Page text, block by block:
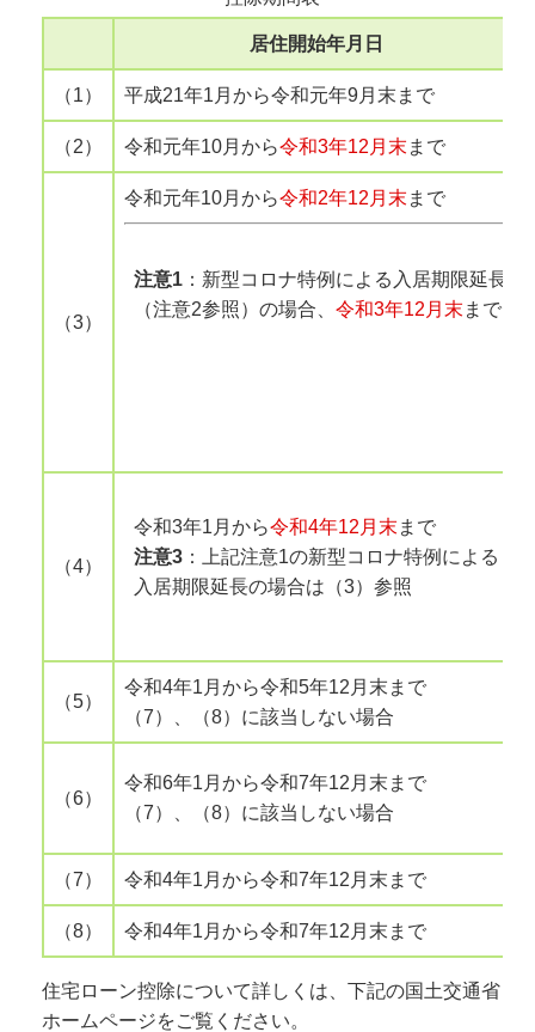
居住開始年月日
（1） 平成21年1月から令和元年9月末まで
（2） 令和元年10月から令和3年12月末 まで
（3）
令和元年10月から令和2年12月末 まで
注意1 ：新型コロナ特例による入居期限延長
（注意2参照）の場合、令和3年12月末 まで
（4）
令和3年1月から令和4年12月末 まで
注意3 ：上記注意1の新型コロナ特例による
入居期限延長の場合は（3）参照
（5）
令和4年1月から令和5年12月末まで
（7）、（8）に該当しない場合
（6）
令和6年1月から令和7年12月末まで
（7）、（8）に該当しない場合
（7） 令和4年1月から令和7年12月末まで
（8） 令和4年1月から令和7年12月末まで
住宅ローン控除について詳しくは、下記の国土交通省
ホームページをご覧ください。